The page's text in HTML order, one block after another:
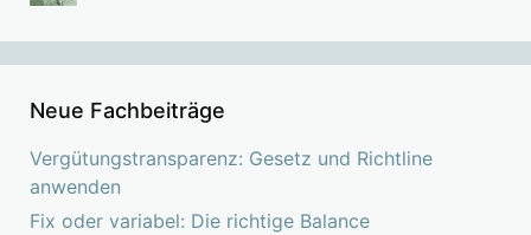
Neue Fachbeiträge
Vergütungstransparenz: Gesetz und Richtline
anwenden
Fix oder variabel: Die richtige Balance